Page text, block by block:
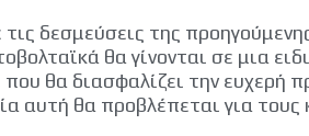
δεσμεύσεις της
θα γίνονται σε μια
θα διασφαλίζει την ευχερή
αυτή θα προβλέπεται για τους